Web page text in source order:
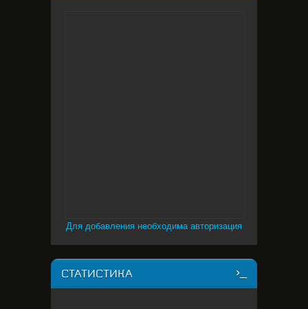
Для добавления необходима авторизация
СТАТИСТИКА